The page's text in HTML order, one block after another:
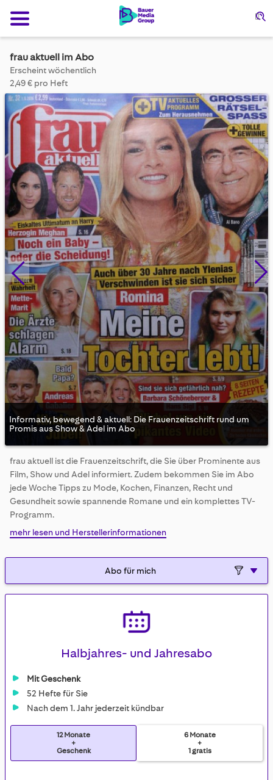
frau aktuell im Abo
Erscheint wöchentlich
2,49 € pro Heft
Skip
to
the
the
images
gallery
Informativ, bewegend & aktuell: Die Frauenzeitschrift rund um
Promis aus Show & Adel im Abo
to
the
beginning
of
the
gallery
frau aktuell ist die Frauenzeitschrift, die Sie über Prominente aus
Film, Show und Adel informiert. Zudem bekommen Sie im Abo
jede Woche Tipps zu Mode, Kochen, Finanzen, Recht und
Gesundheit sowie spannende Romane und ein komplettes TV-
Programm.
mehr lesen und Herstellerinformationen
Halbjahres- und Jahresabo
Mit Geschenk
52 Hefte für Sie
Nach dem 1. Jahr jederzeit kündbar
12 Monate
+
Geschenk
6 Monate
+
1 gratis